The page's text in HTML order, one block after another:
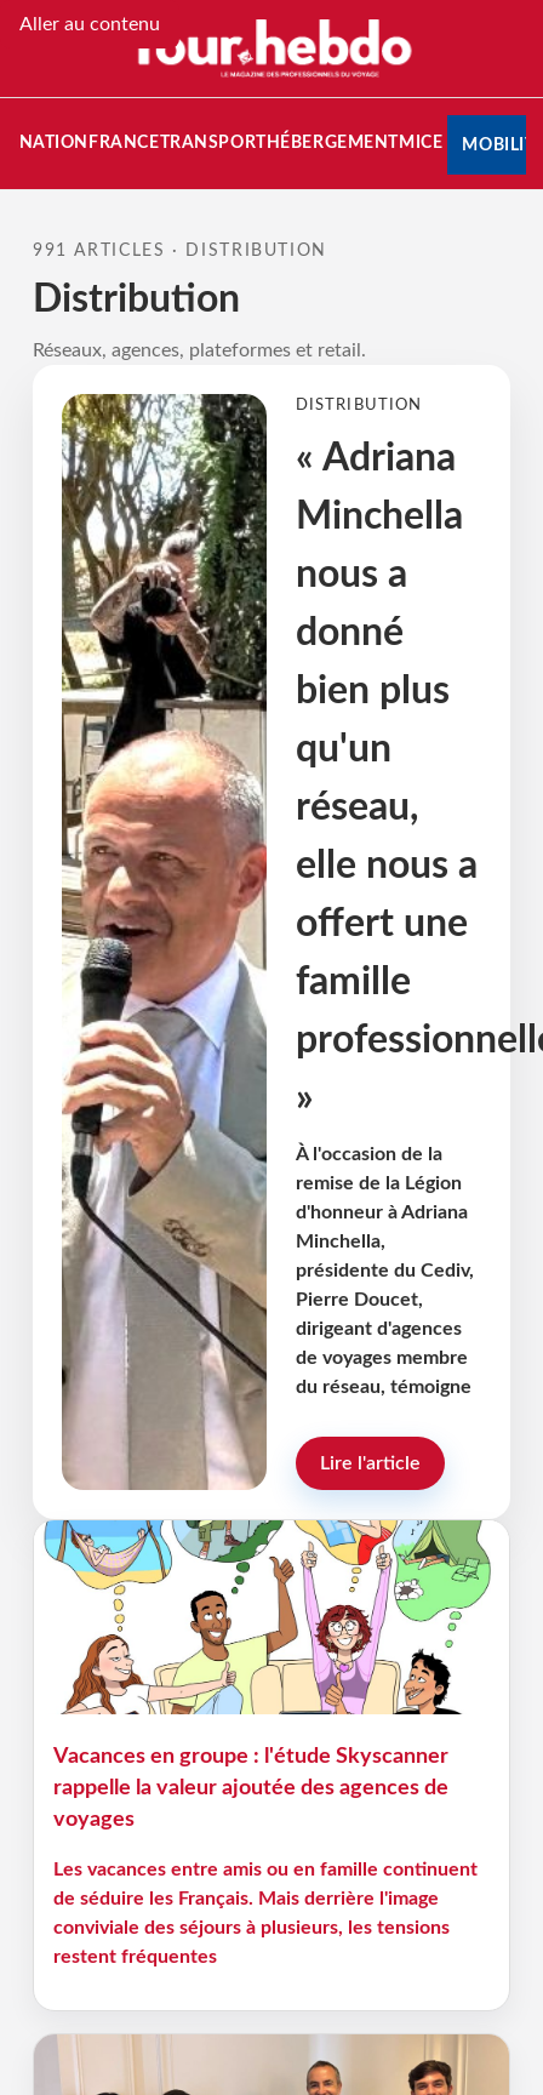
Aller au contenu
FRANCETRANSPORT HÉBERGEMENT MICE
991 ARTICLES · DISTRIBUTION
Distribution
Réseaux, agences, plateformes et retail.
DISTRIBUTION
« Adriana
Minchella
nous a
donné
bien plus
qu'un
réseau,
elle nous a
offert une
famille
»
À l'occasion de la
remise de la Légion
d'honneur à Adriana
Minchella,
présidente du Cediv,
Pierre Doucet,
dirigeant d'agences
de voyages membre
du réseau, témoigne
Lire l'article
Vacances en groupe : l'étude Skyscanner
rappelle la valeur ajoutée des agences de
voyages
Les vacances entre amis ou en famille continuent
de séduire les Français. Mais derrière l'image
conviviale des séjours à plusieurs, les tensions
restent fréquentes